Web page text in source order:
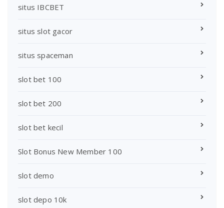
situs IBCBET
situs slot gacor
situs spaceman
slot bet 100
slot bet 200
slot bet kecil
Slot Bonus New Member 100
slot demo
slot depo 10k